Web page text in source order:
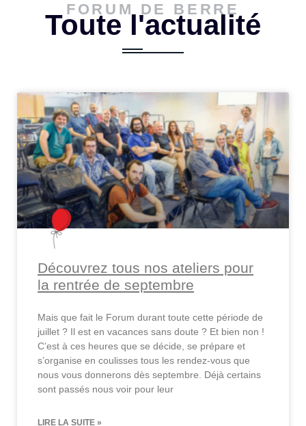
FORUM DE BERRE
Toute l'actualité
Découvrez tous nos ateliers pour
la rentrée de septembre
Mais que fait le Forum durant toute cette période de
juillet ? Il est en vacances sans doute ? Et bien non !
C’est à ces heures que se décide, se prépare et
s’organise en coulisses tous les rendez-vous que
nous vous donnerons dès septembre. Déjà certains
sont passés nous voir pour leur
LIRE LA SUITE »